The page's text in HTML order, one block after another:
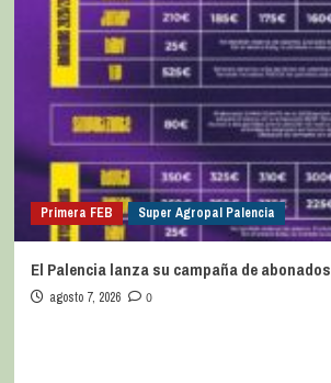
Primera FEB Super Agropal Palencia
El Palencia lanza su campaña de abonados
agosto 7, 2026 0